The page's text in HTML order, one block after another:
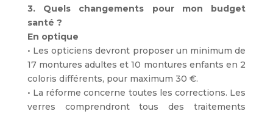
3. Quels changements pour mon budget
santé ?
En optique
• Les opticiens devront proposer un minimum de
17 montures adultes et 10 montures enfants en 2
coloris différents, pour maximum 30 €.
• La réforme concerne toutes les corrections. Les
verres comprendront tous des traitements